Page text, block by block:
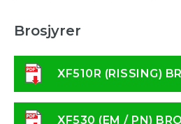
Brosjyrer
XF510R (RISSING)
XF530 (EM / PN)